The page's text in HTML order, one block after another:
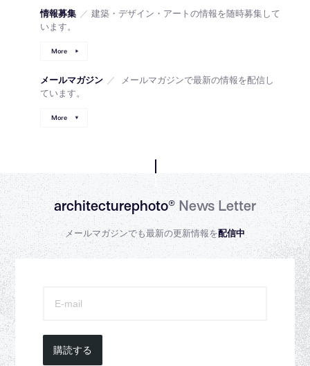
情報募集 ／ 建築・デザイン・アートの情報を随時募集して
います。
More
メールマガジン ／
メールマガジンで最新の情報を配信し
ています。
More
architecturephoto®News Letter
メールマガジンでも最新の更新情報を配信中
購読する